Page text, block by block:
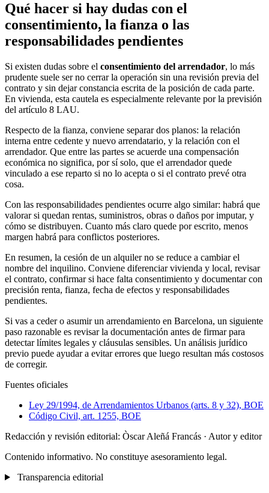
Qué hacer si hay dudas con el
consentimiento, la fianza o las
responsabilidades pendientes
Si existen dudas sobre el consentimiento del arrendador, lo más
prudente suele ser no cerrar la operación sin una revisión previa del
contrato y sin dejar constancia escrita de la posición de cada parte.
En vivienda, esta cautela es especialmente relevante por la previsión
del artículo 8 LAU.
Respecto de la fianza, conviene separar dos planos: la relación
interna entre cedente y nuevo arrendatario, y la relación con el
arrendador. Que entre las partes se acuerde una compensación
económica no significa, por sí solo, que el arrendador quede
vinculado a ese reparto si no lo acepta o si el contrato prevé otra
cosa.
Con las responsabilidades pendientes ocurre algo similar: habrá que
valorar si quedan rentas, suministros, obras o daños por imputar, y
cómo se distribuyen. Cuanto más claro quede por escrito, menos
margen habrá para conflictos posteriores.
En resumen, la cesión de un alquiler no se reduce a cambiar el
nombre del inquilino. Conviene diferenciar vivienda y local, revisar
el contrato, confirmar si hace falta consentimiento y documentar con
precisión renta, fianza, fecha de efectos y responsabilidades
pendientes.
Si vas a ceder o asumir un arrendamiento en Barcelona, un siguiente
paso razonable es revisar la documentación antes de firmar para
detectar límites legales y cláusulas sensibles. Un análisis jurídico
previo puede ayudar a evitar errores que luego resultan más costosos
de corregir.
Fuentes oficiales
Ley 29/1994, de Arrendamientos Urbanos (arts. 8 y 32), BOE
Código Civil, art. 1255, BOE
Redacción y revisión editorial: Òscar Aleñá Francás · Autor y editor
Contenido informativo. No constituye asesoramiento legal.
Transparencia editorial